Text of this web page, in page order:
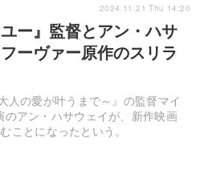
ー』監督とアン・ハサ
ーヴァー原作のスリラ
人の愛が叶うまで～』の監督マイ
アン・ハサウェイが、新作映画
ことになったという。
2024.11.21 Thu 14:20